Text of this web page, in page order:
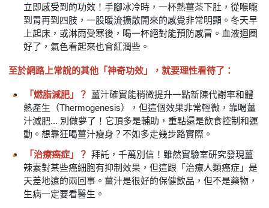
立即感受到的功效！手腳冰冷時，一杯熱薑茶下肚，從喉嚨
到胃再到四肢，一股暖流擴散開來的感覺非常明顯。冬天早
上起床，或淋雨受寒後，喝一杯絕對能預防感冒。血液迴圈
好了，氣色看起來也會紅潤些。
至於網路上常說的其他「神奇功效」，就要理性看待了：
「燃脂減肥」？ 薑汁確實能稍微提升一點新陳代謝率和體
熱產生（Thermogenesis），但這個效果非常輕微，靠喝薑
汁減肥... 別做夢了！它頂多是輔助，重點還是飲食控制和運
動。想靠狂喝薑汁瘦身？不如多走幾步路實際。
「治療癌症」？ 拜託，千萬別信！雖然實驗室研究發現薑
辣素對某些癌細胞有抑制效果，但這跟「治療人類癌症」是
天差地遠的兩回事。薑汁是很好的保健飲品，但不是藥物，
生病一定要看醫生。